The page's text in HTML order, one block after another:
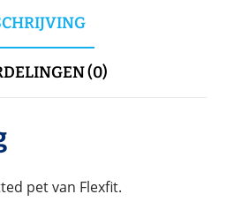
(0)
pet van Flexfit.